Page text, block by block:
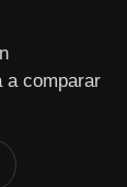
a comparar